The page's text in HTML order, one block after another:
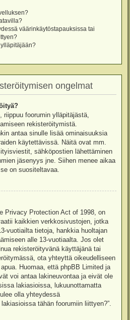
väärinkäytöstapauksissa tai
ongelmat
foorumin ylläpitäjästä,
rekisteröitymistä.
antaa sinulle lisää ominaisuuksia
käytettävissä. Näitä ovat mm.
sähköpostien lähettäminen
jäsenyys jne. Siihen menee aikaa
on suositeltavaa.
Privacy Protection Act of 1998, on
kaikkien verkkosivustojen, jotka
vuotiailta tietoja, hankkia huoltajan
alle 13-vuotiaalta. Jos olet
rekisteröityvänä käyttäjänä tai
ota yhteyttä oikeudelliseen
Huomaa, että phpBB Limited ja
voi antaa lakineuvontaa ja eivät ole
lakiasioissa, lukuunottamatta
olla yhteydessä
tähän foorumiin liittyen?”.